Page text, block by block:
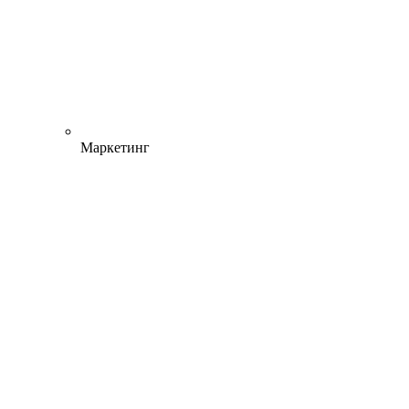
Маркетинг